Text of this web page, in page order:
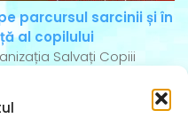
parcursul sarcinii și în
al copilului
Salvați Copiii